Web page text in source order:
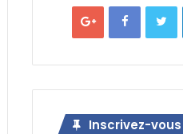
Inscrivez-